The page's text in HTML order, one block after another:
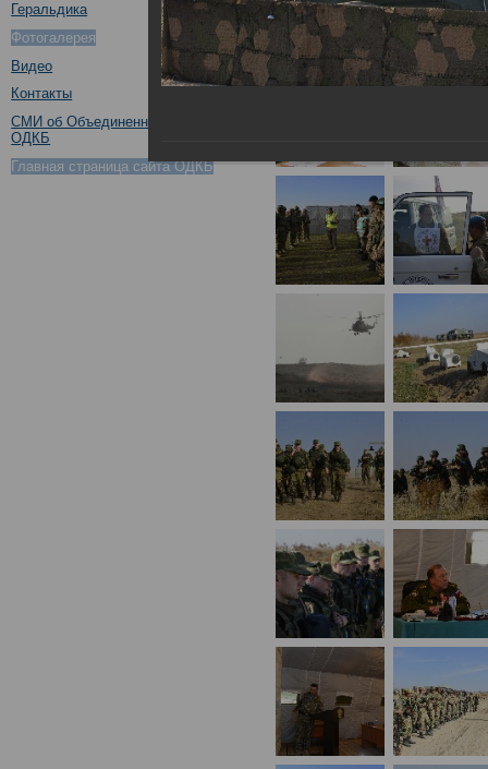
Геральдика
Фотогалерея
Видео
Контакты
СМИ об Объединенном штабе
ОДКБ
Главная страница сайта ОДКБ